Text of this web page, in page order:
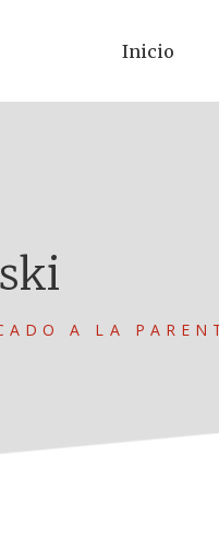
Inicio
A LA